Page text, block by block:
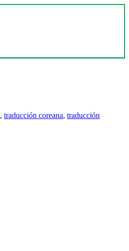
, traducción coreana, traducción